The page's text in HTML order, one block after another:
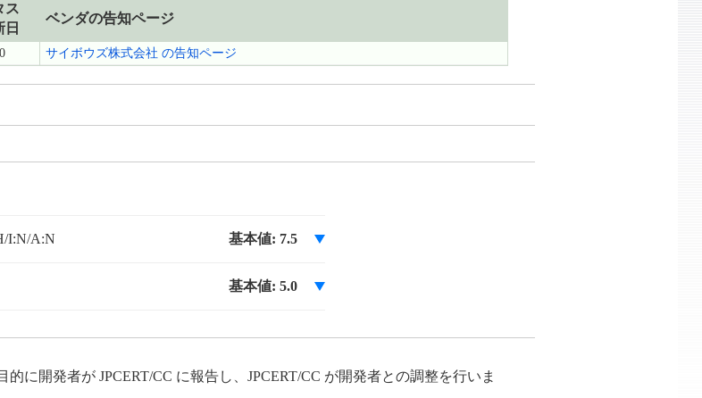
ス
日
ベンダの告知ページ
サイボウズ株式会社 の告知ページ
I:N/A:N 基本値: 7.5
基本値: 5.0
に開発者が JPCERT/CC に報告し、JPCERT/CC が開発者との調整を行いま